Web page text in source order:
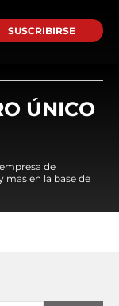
SUSCRIBIRSE
ÚNICO
de
mas en la base de